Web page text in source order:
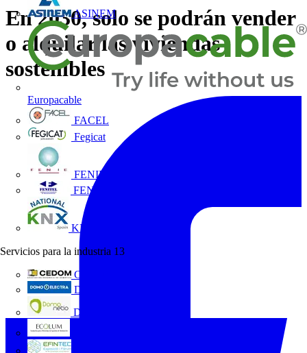
ASINEM
Europacable
FACEL
Fegicat
FENIE
FENITEL
KNX España
Servicios para la industria 13
CEDOM
Domo Electra
Domonetio
En 2030, solo se podrán vender
o alquilar las viviendas
sostenibles